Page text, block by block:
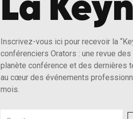
La
Inscrivez-vous ici pour recevoir la
conférenciers Orators : une revue
planète conférence et des dernières
au cœur des événements
mois.